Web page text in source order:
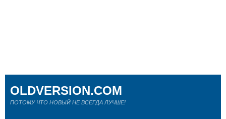
OLDVERSION.COM
ПОТОМУ ЧТО НОВЫЙ НЕ ВСЕГДА ЛУЧШЕ!